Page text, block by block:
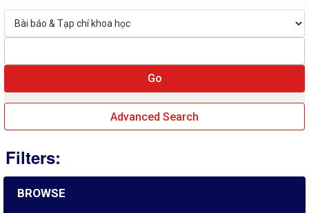
Advanced Search
Filters:
BROWSE